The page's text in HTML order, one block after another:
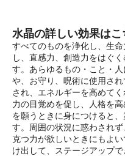
水晶の詳しい効果はこ
すべてのものを浄化し、生
し、直感力、創造力をはぐ
す。あらゆるもの・こと・
や、お守り、呪術に使用さ
され、エネルギーを高めて
力の目覚めを促し、人格を
を願うときに身につけると
す。周囲の状況に惑わされ
克つ力が欲しいときにもよ
け出して、ステージアップ